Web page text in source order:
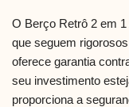
O Berço Retrô 2 em
que seguem
oferece garantia
seu investimento
proporciona a